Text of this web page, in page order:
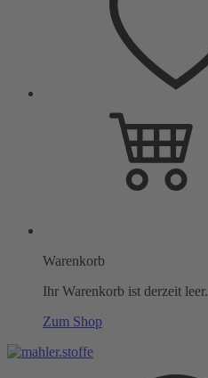
Warenkorb
Ihr Warenkorb ist derzeit leer.
Zum Shop